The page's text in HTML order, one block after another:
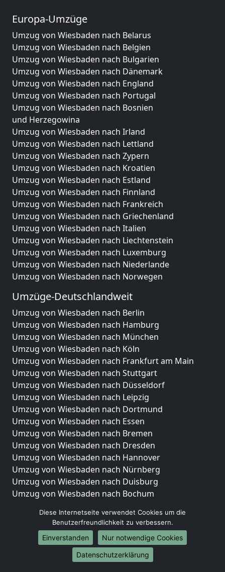
Europa-Umzüge
Umzug von Wiesbaden nach Belarus
Umzug von Wiesbaden nach Belgien
Umzug von Wiesbaden nach Bulgarien
Umzug von Wiesbaden nach Dänemark
Umzug von Wiesbaden nach England
Umzug von Wiesbaden nach Portugal
Umzug von Wiesbaden nach Bosnien
und Herzegowina
Umzug von Wiesbaden nach Irland
Umzug von Wiesbaden nach Lettland
Umzug von Wiesbaden nach Zypern
Umzug von Wiesbaden nach Kroatien
Umzug von Wiesbaden nach Estland
Umzug von Wiesbaden nach Finnland
Umzug von Wiesbaden nach Frankreich
Umzug von Wiesbaden nach Griechenland
Umzug von Wiesbaden nach Italien
Umzug von Wiesbaden nach Liechtenstein
Umzug von Wiesbaden nach Luxemburg
Umzug von Wiesbaden nach Niederlande
Umzug von Wiesbaden nach Norwegen
Umzüge-Deutschlandweit
Umzug von Wiesbaden nach Berlin
Umzug von Wiesbaden nach Hamburg
Umzug von Wiesbaden nach München
Umzug von Wiesbaden nach Köln
Umzug von Wiesbaden nach Frankfurt am Main
Umzug von Wiesbaden nach Stuttgart
Umzug von Wiesbaden nach Düsseldorf
Umzug von Wiesbaden nach Leipzig
Umzug von Wiesbaden nach Dortmund
Umzug von Wiesbaden nach Essen
Umzug von Wiesbaden nach Bremen
Umzug von Wiesbaden nach Dresden
Umzug von Wiesbaden nach Hannover
Umzug von Wiesbaden nach Nürnberg
Umzug von Wiesbaden nach Duisburg
Umzug von Wiesbaden nach Bochum
Umzug von Wiesbaden nach Bielefeld
Umzug von Wiesbaden nach Bonn
Umzug von Wiesbaden nach Münster
Internationale-Umzüge
Diese Internetseite verwendet Cookies um die
Benutzerfreundlichkeit zu verbessern.
Einverstanden
Nur notwendige Cookies
Datenschutzerklärung